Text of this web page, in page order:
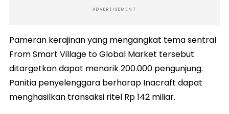
ADVERTISEMENT
Pameran kerajinan yang mengangkat tema sentral
From Smart Village to Global Market tersebut
ditargetkan dapat menarik 200.000 pengunjung.
Panitia penyelenggara berharap Inacraft dapat
menghasilkan transaksi ritel Rp 142 miliar.